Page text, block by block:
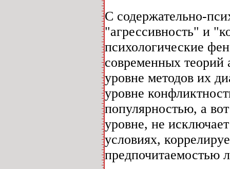
С содержательно-
"агрессивность" и
психологические
современных теорий
уровне методов их
уровне
популярностью, а
уровне, не
условиях,
предпочитаемостью